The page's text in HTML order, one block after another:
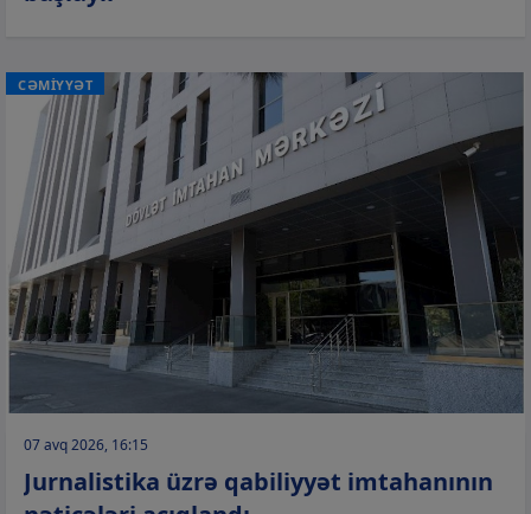
CƏMİYYƏT
07 avq 2026, 16:15
Jurnalistika üzrə qabiliyyət imtahanının